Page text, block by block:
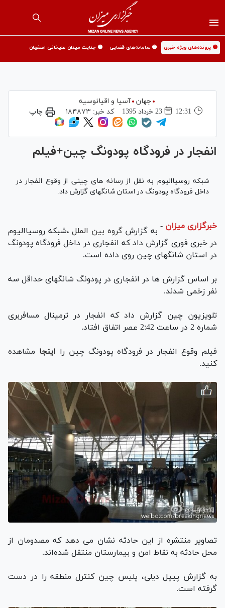
🟡 پرونده‌های ویژه خبری 🟡 سامانه‌های قضایی 🟡 جنایت میدان علیخانی اصفهان
جهان
آسیا و اقیانوسیه
12:31
23 خرداد 1395 کد خبر: ۱۸۴۸۷۳ چاپ
انفجار در فرودگاه پودونگ چین+فیلم
شبکه روسیاالیوم به نقل از رسانه های چینی از وقوع انفجار در
داخل فرودگاه پودونگ در استان شانگهای گزارش داد.
خبرگزاری میزان - به گزارشگروه بین الملل،شبکه روسیاالیوم
در خبری فوری گزارش داد که انفجاری در داخل فرودگاه پودونگ
در استان شانگهای چین روی داده است.
بر اساس گزارش ها در انفجاری در پودونگ شانگهای حداقل سه
نفر زخمی شدند.
تلویزیون چین گزارش داد که انفجار در ترمینال مسافربری
شماره 2 در ساعت 2:42 عصر اتفاق افتاد.
فیلم وقوع انفجار در فرودگاه پودونگ چین را اینجا مشاهده
کنید.
تصاویر منتشره از این حادثه نشان می‌ دهد که مصدومان از
محل حادثه به نقاط امن و بیمارستان منتقل شده‌اند.
به گزارش پیپل دیلی، پلیس چین کنترل منطقه را در دست
گرفته است.